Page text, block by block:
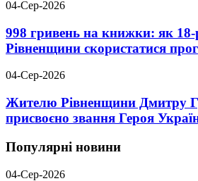
04-Сер-2026
998 гривень на книжки: як
Рівненщини скористатися
04-Сер-2026
Жителю Рівненщини Дмитру
присвоєно звання Героя
Популярні новини
04-Сер-2026